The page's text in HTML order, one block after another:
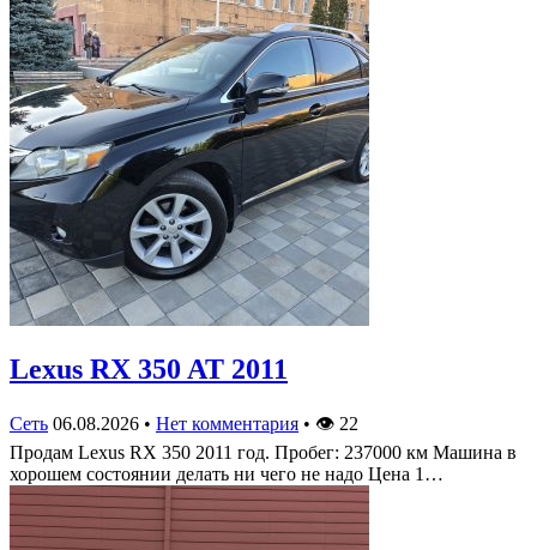
Lexus RX 350 AT 2011
Сеть 06.08.2026 • Нет комментария • 👁 22
Продам Lexus RX 350 2011 год. Пробег: 237000 км Машина в
хорошем состоянии делать ни чего не надо Цена 1…